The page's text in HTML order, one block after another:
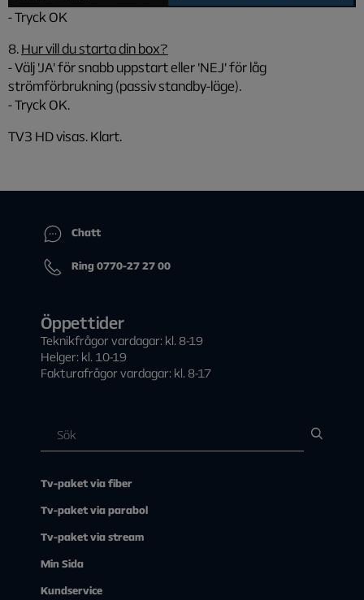
- Tryck OK
8.Hur vill du starta din box?
- Välj 'JA' för snabb uppstart eller 'NEJ' för låg
strömförbrukning (passiv standby-läge).
- Tryck OK.
TV3 HD visas. Klart.
Chatt
Ring 0770-27 27 00
Öppettider
Teknikfrågor vardagar: kl. 8-19
Helger: kl. 10-19
Fakturafrågor vardagar: kl. 8-17
Tv-paket via fiber
Tv-paket via parabol
Tv-paket via stream
Min Sida
Kundservice